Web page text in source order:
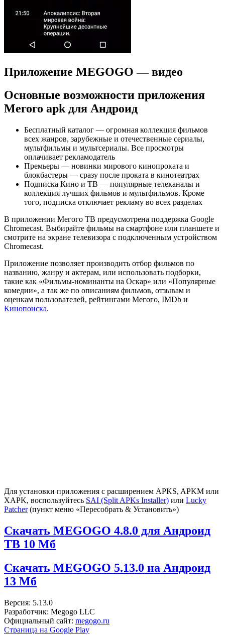
Приложение MEGOGO — видео
Основные возможности приложения
Мегого apk для Андроид
Бесплатный каталог — огромная коллекция фильмов
всех жанров, зарубежные и отечественные сериалы,
мультфильмы и мультсериалы. Все просмотры
оплачивает рекламодатель
Премьеры — новинки мирового кинопроката и
блокбастеры — сразу после проката в кинотеатрах
Подписка Кино и ТВ — популярные телеканалы и
коллекция лучших фильмов и мультфильмов. Кроме
того, подписка отключает рекламу во всех разделах
В приложении Мегого ТВ предусмотрена поддержка Google
Chromecast. Выбирайте фильмы на смартфоне или планшете и
смотрите на экране телевизора с подключенным устройством
Chromecast.
Приложение позволяет производить отбор фильмов по
названию, жанру и актерам, или использовать подборки,
такие как «Фильмы-номинанты на Оскар» или «Популярные
комедии», а так же по описаниям фильмов, отзывам и
оценкам пользователей, рейтингами Мегого, IMDb и
Кинопоиска.
Для установки приложения с расширением APKS, APKM или
XAPK, воспользуйтесь SAI (Split APKs Installer) или Lucky
Patcher(пункт меню «Пересобрать & Установить»)
Скачать MEGOGO 4.8.0 для Андроид
ТВ 10 Мб
Скачать MEGOGO 5.13.0 на Андроид
13 Мб
Версия: 5.13.0
Разработчик: Megogo LLC
Официальный сайт: megogo.ru
Страница на Google Play